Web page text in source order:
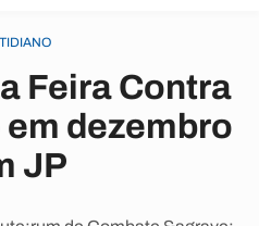
Feira Contra
dezembro
JP